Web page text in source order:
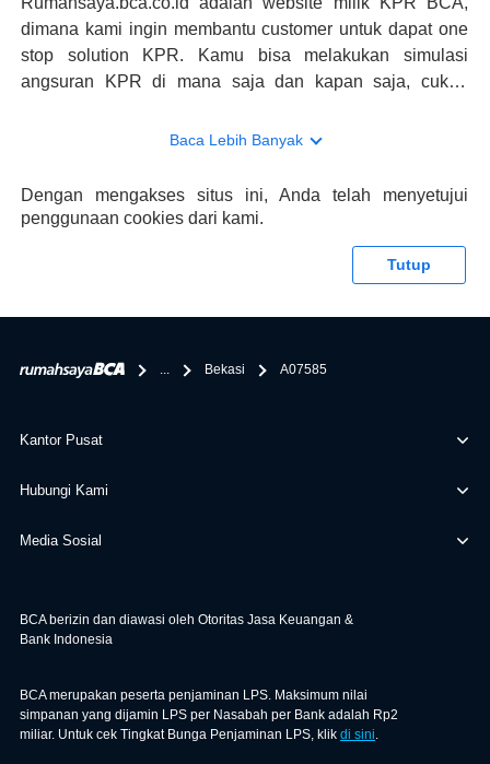
dimana kami ingin membantu customer untuk dapat one
stop solution KPR. Kamu bisa melakukan simulasi
angsuran KPR di mana saja dan kapan saja, cukup
konsultasi mengenai KPR, maka ada layanan live chat
memberikan keuntungan yang berlipat, persyaratan
pengajuan KPR BCA juga sangat mudah, kamu bisa cek
tentang properti disini BCA hanya sebagai pihak
bertanggung jawab terhadap informasi yang rekanan
Baca Lebih Banyak
Dengan mengakses situs ini, Anda telah menyetujui
penggunaan cookies dari kami.
Tutup
... Bekasi A07585
Kantor Pusat
Hubungi Kami
Media Sosial
BCA berizin dan diawasi oleh Otoritas Jasa Keuangan &
Bank Indonesia
BCA merupakan peserta penjaminan LPS. Maksimum nilai
simpanan yang dijamin LPS per Nasabah per Bank adalah Rp2
miliar. Untuk cek Tingkat Bunga Penjaminan LPS, klik di sini.